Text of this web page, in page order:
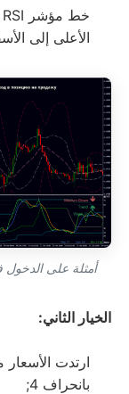
الأعلى إلى
أمثلة على
الخيار الثاني:
ارتدت الأسعار
بانحراف 4;